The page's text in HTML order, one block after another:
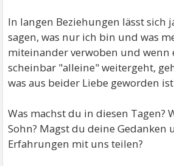
In langen Beziehungen lässt sich
sagen, was nur ich bin und was
miteinander verwoben und wenn
scheinbar "alleine" weitergeht,
was aus beider Liebe geworden
Was machst du in diesen Tagen?
Sohn? Magst du deine Gedanken
Erfahrungen mit uns teilen?